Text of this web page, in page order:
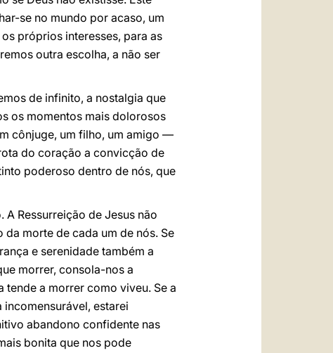
se no mundo por acaso, um
próprios interesses, para as
outra escolha, a não ser
de infinito, a nostalgia que
os momentos mais dolorosos
cônjuge, um filho, um amigo —
do coração a convicção de
poderoso dentro de nós, que
A Ressurreição de Jesus não
morte de cada um de nós. Se
e serenidade também a
morrer, consola-nos a
a morrer como viveu. Se a
estarei
abandono confidente nas
bonita que nos pode